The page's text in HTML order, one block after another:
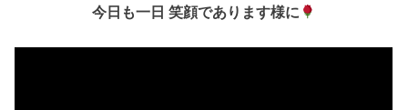
今日も一日 笑顔であります様に